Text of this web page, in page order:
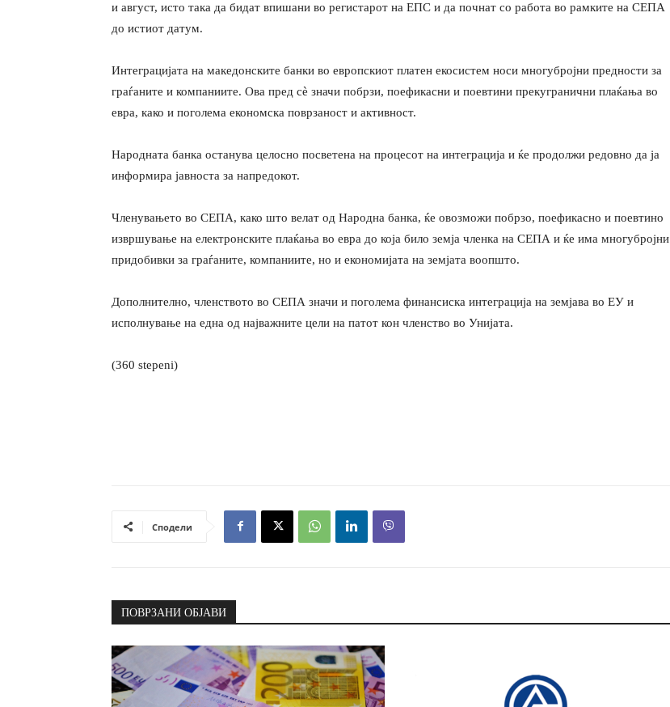
и август, исто така да бидат впишани во регистарот на ЕПС и да почнат со работа во рамките на СЕПА
до истиот датум.
Интеграцијата на македонските банки во европскиот платен екосистем носи многубројни предности за
граѓаните и компаниите. Ова пред сѐ значи побрзи, поефикасни и поевтини прекугранични плаќања во
евра, како и поголема економска поврзаност и активност.
Народната банка останува целосно посветена на процесот на интеграција и ќе продолжи редовно да ја
информира јавноста за напредокот.
Членувањето во СЕПА, како што велат од Народна банка, ќе овозможи побрзо, поефикасно и поевтино
извршување на електронските плаќања во евра до која било земја членка на СЕПА и ќе има многубројни
придобивки за граѓаните, компаниите, но и економијата на земјата воопшто.
Дополнително, членството во СЕПА значи и поголема финансиска интеграција на земјава во ЕУ и
исполнување на една од најважните цели на патот кон членство во Унијата.
(360 stepeni)
Сподели
ПОВРЗАНИ ОБЈАВИ